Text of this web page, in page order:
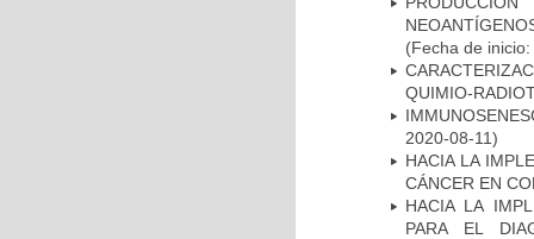
(Fecha de
QUIMIO-
2020-08-11)
HACIA LA
CÁNCER EN
HACIA LA
PARA EL